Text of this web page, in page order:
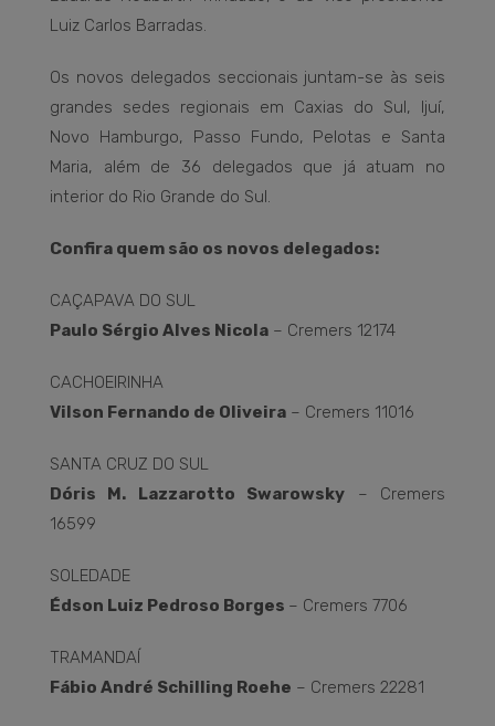
Luiz Carlos Barradas.
Os novos delegados seccionais juntam-se às seis
grandes sedes regionais em Caxias do Sul, Ijuí,
Novo Hamburgo, Passo Fundo, Pelotas e Santa
Maria, além de 36 delegados que já atuam no
interior do Rio Grande do Sul.
Confira quem são os novos delegados:
CAÇAPAVA DO SUL
Paulo Sérgio Alves Nicola – Cremers 12174
CACHOEIRINHA
Vilson Fernando de Oliveira – Cremers 11016
SANTA CRUZ DO SUL
Dóris M. Lazzarotto Swarowsky – Cremers
16599
SOLEDADE
Édson Luiz Pedroso Borges – Cremers 7706
TRAMANDAÍ
Fábio André Schilling Roehe – Cremers 22281